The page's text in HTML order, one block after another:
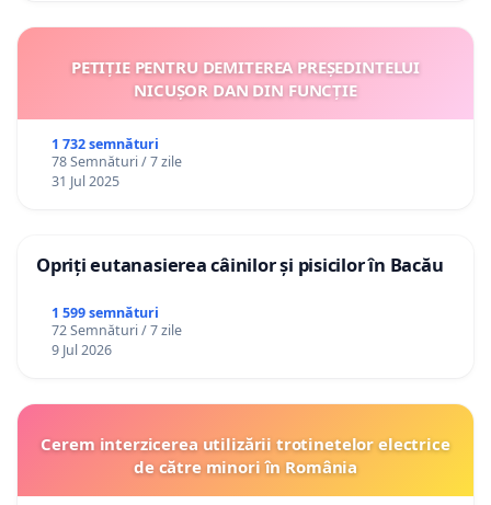
PETIȚIE PENTRU DEMITEREA PREȘEDINTELUI
NICUȘOR DAN DIN FUNCȚIE
1 732 semnături
78 Semnături / 7 zile
31 Jul 2025
Opriți eutanasierea câinilor și pisicilor în Bacău
1 599 semnături
72 Semnături / 7 zile
9 Jul 2026
Cerem interzicerea utilizării trotinetelor electrice
de către minori în România